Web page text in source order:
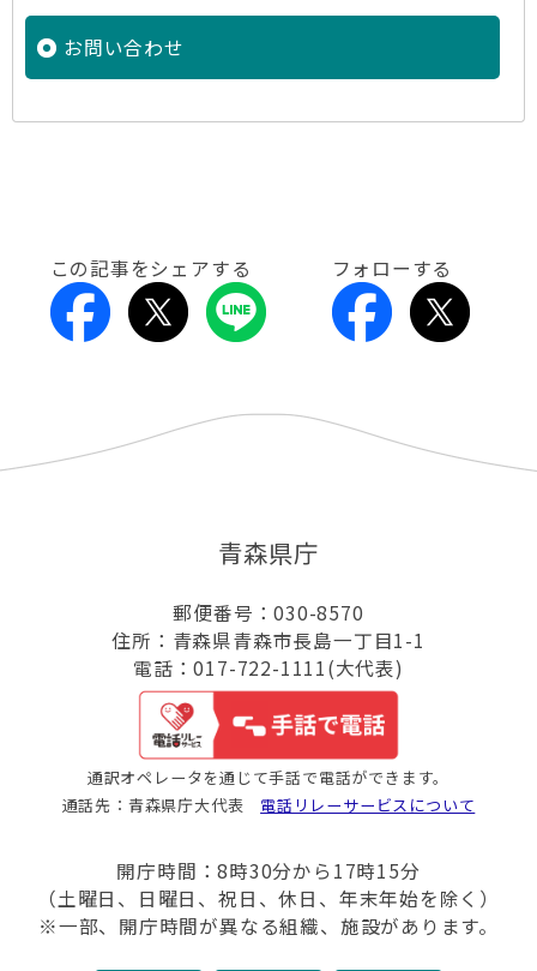
お問い合わせ
この記事をシェアする フォローする
青森県庁
郵便番号：030-8570
住所：青森県青森市長島一丁目1-1
電話：017-722-1111(大代表)
通訳オペレータを通じて手話で電話ができます。
通話先：青森県庁大代表 電話リレーサービスについて
開庁時間：8時30分から17時15分
（土曜日、日曜日、祝日、休日、年末年始を除く）
※一部、開庁時間が異なる組織、施設があります。